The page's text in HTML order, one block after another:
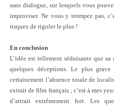
sans dialogue, sur lesquels vous
improviser. Ne vous y trompez pas,
risquez de rigoler le plus !
En conclusion
L’idée est tellement séduisante que
quelques déceptions. Le plus
certainement l’absence totale de
extrait de film français ; c’est à mes
d’attrait extrêmement fort. Les